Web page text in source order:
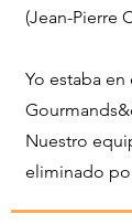
(Jean-Pierre
Yo estaba
Nuestro
eliminado